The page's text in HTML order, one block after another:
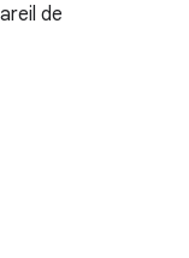
de